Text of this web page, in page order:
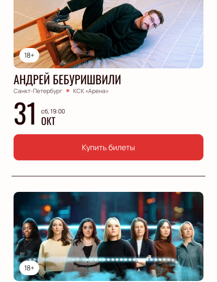
18+
АНДРЕЙ БЕБУРИШВИЛИ
Санкт-Петербург КСК «Арена»
31 сб, 19:00
ОКТ
Купить билеты
18+